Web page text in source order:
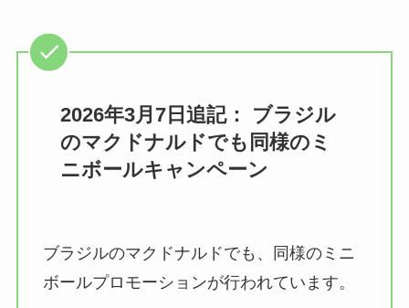
2026年3月7日追記： ブラジル
のマクドナルドでも同様のミ
ニボールキャンペーン
ブラジルのマクドナルドでも、同様のミニ
ボールプロモーションが行われています。